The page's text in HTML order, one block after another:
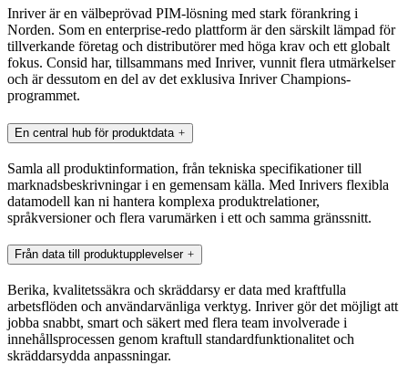
Inriver är en välbeprövad PIM-lösning med stark förankring i
Norden. Som en enterprise-redo plattform är den särskilt lämpad för
tillverkande företag och distributörer med höga krav och ett globalt
fokus. Consid har, tillsammans med Inriver, vunnit flera utmärkelser
och är dessutom en del av det exklusiva Inriver Champions-
programmet.
En central hub för produktdata
Samla all produktinformation, från tekniska specifikationer till
marknadsbeskrivningar i en gemensam källa. Med Inrivers flexibla
datamodell kan ni hantera komplexa produktrelationer,
språkversioner och flera varumärken i ett och samma gränssnitt.
Från data till produktupplevelser
Berika, kvalitetssäkra och skräddarsy er data med kraftfulla
arbetsflöden och användarvänliga verktyg. Inriver gör det möjligt att
jobba snabbt, smart och säkert med flera team involverade i
innehållsprocessen genom kraftull standardfunktionalitet och
skräddarsydda anpassningar.